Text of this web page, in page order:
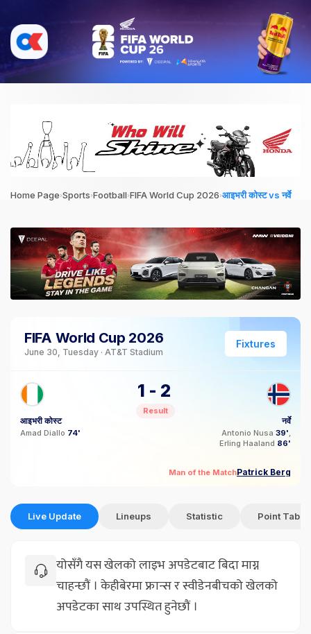
Home Page›Sports›Football›FIFA World Cup 2026›आइभरी कोस्ट vs नर्वे
FIFA World Cup 2026
June 30, Tuesday · AT&T Stadium
Fixtures
आइभरी कोस्ट
Amad Diallo 74'
1 - 2
Result
नर्वे
Antonio Nusa 39'
Erling Haaland 86'
Man of the MatchPatrick Berg
Live Update Lineups Statistic Point Table
योसँगै यस खेलको लाइभ अपडेटबाट बिदा माग्न
चाहन्छौं । केहीबेरमा फ्रान्स र स्वीडेनबीचको खेलको
अपडेटका साथ उपस्थित हुनेछौं ।